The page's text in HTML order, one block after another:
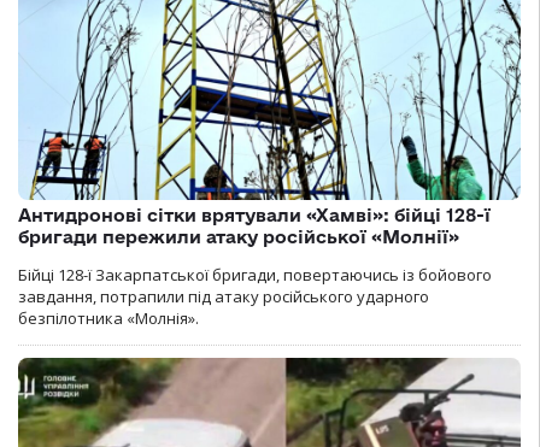
Антидронові сітки врятували «Хамві»: бійці 128-ї
бригади пережили атаку російської «Молнії»
Бійці 128-ї Закарпатської бригади, повертаючись із бойового
завдання, потрапили під атаку російського ударного
безпілотника «Молнія».